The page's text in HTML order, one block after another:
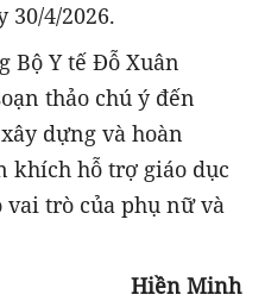
4/2026.
Bộ Y tế Đỗ Xuân
thảo chú ý đến
dựng và hoàn
khích hỗ trợ giáo dục
vai trò của phụ nữ và
Hiền Minh